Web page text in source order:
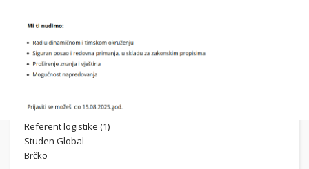
Referent logistike (1)
Studen Global
Brčko